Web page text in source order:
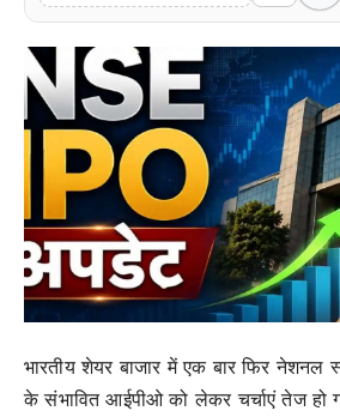
अंतर्राष्ट्रीय
भारतीय शेयर बाजार में एक बार फिर
के संभावित आईपीओ को लेकर चर्चाएं तेज